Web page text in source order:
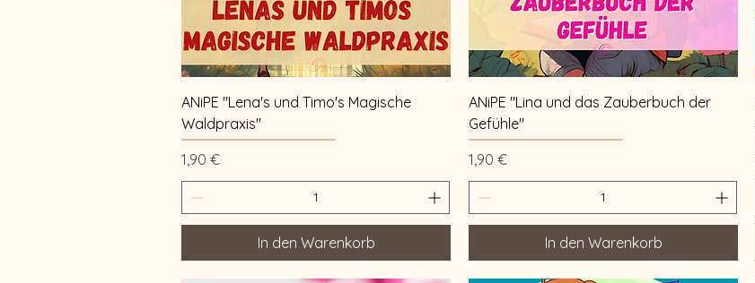
Schnellansicht
ANiPE "Lena's und Timo's Magische
Waldpraxis"
Preis
1,90 €
In den Warenkorb
Schnellansicht
ANiPE "Lina und das Zauberbuch der
Gefühle"
Preis
1,90 €
In den Warenkorb